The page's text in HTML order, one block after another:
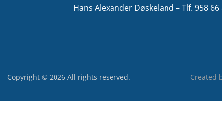
Hans Alexander Døskeland – Tlf. 958 66
Copyright © 2026 All rights reserved. Created